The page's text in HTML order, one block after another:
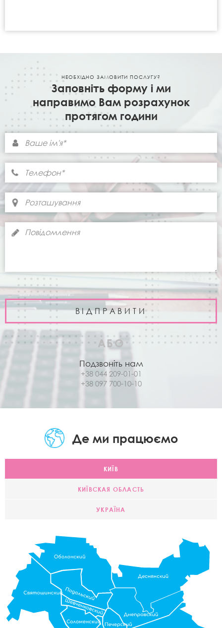
НЕОБХІДНО ЗАМОВИТИ ПОСЛУГУ?
Заповніть форму і ми
направимо Вам розрахунок
протягом години
АБО
Подзвоніть нам
+38 044 209-01-01
+38 097 700-10-10
Де ми працюємо
КИЇВ
КИЇВСКАЯ ОБЛАСТЬ
УКРАЇНА